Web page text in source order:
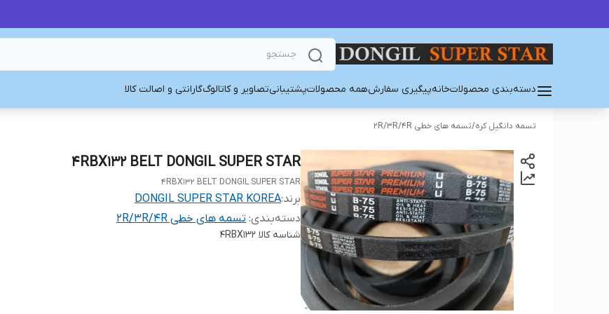
دسته‌بندی محصولاتخانهپیگیری سفارشهمه محصولاتپشتیبانیتصاویر و کاتالوگگارانتی و اصالت کالا
تسمه دانگیل کره/تسمه های خطی 2R/3R/4R
4RBX132 BELT DONGIL SUPER STAR
4RBX132 BELT DONGIL SUPER STAR
برند:DONGIL SUPER STAR KOREA
دسته‌بندی: تسمه های خطی 2R/3R/4R
شناسه کالا 4RBX132